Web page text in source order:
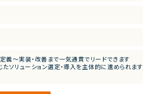
RDS）でバックエンド実装
〜実装・改善まで一気通貫でリードできます
ソリューション選定・導入を主体的に進められます